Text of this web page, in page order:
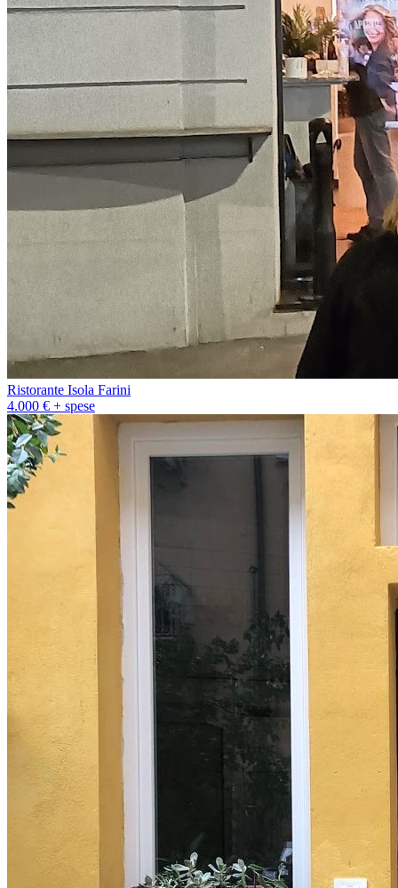
Ristorante Isola Farini
4.000 € + spese